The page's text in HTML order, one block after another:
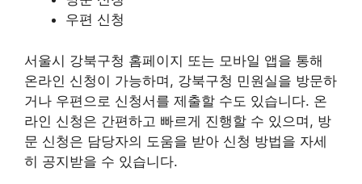
우편 신청
서울시 강북구청 홈페이지 또는 모바일 앱을 통해
온라인 신청이 가능하며, 강북구청 민원실을 방문하
거나 우편으로 신청서를 제출할 수도 있습니다. 온
라인 신청은 간편하고 빠르게 진행할 수 있으며, 방
문 신청은 담당자의 도움을 받아 신청 방법을 자세
히 공지받을 수 있습니다.